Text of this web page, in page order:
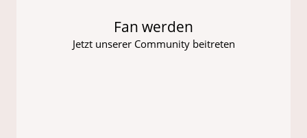
Fan werden
Jetzt unserer Community beitreten